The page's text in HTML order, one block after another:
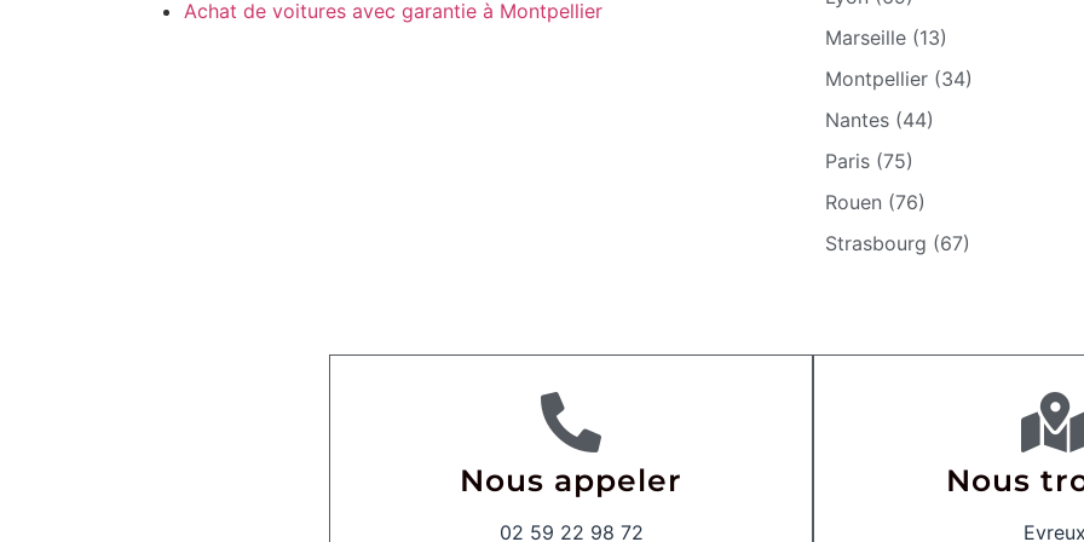
Achat de voitures avec garantie à Montpellier
Marseille (13)
Montpellier (34)
Nantes (44)
Paris (75)
Rouen (76)
Strasbourg (67)
Nous appeler
02 59 22 98 72
Nous
Evreux